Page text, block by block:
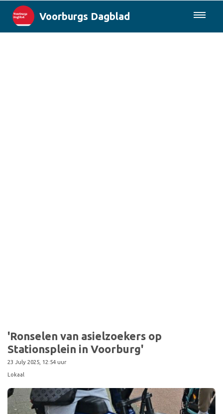
Voorburgs Dagblad
'Ronselen van asielzoekers op
Stationsplein in Voorburg'
23 July 2025, 12:54 uur
Lokaal